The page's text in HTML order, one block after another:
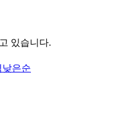
있습니다.
낮은순